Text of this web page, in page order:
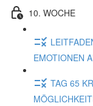
10. WOCHE
EMOTIONEN
TAG 65